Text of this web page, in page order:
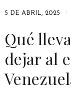
5 DE ABRIL, 2025
Qué
dejar al